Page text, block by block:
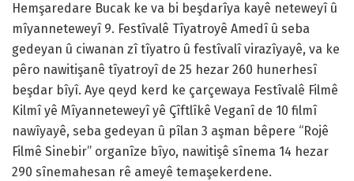
Hemşaredare Bucak ke va bi beşdarîya kayê neteweyî û
mîyanneteweyî 9. Festîvalê Tîyatroyê Amedî û seba
gedeyan û ciwanan zî tîyatro û festîvalî virazîyayê, va ke
pêro nawitişanê tîyatroyî de 25 hezar 260 hunerhesî
beşdar bîyî. Aye qeyd kerd ke çarçewaya Festîvalê Filmê
Kilmî yê Mîyanneteweyî yê Çîftlîkê Veganî de 10 filmî
nawîyayê, seba gedeyan û pîlan 3 aşman bêpere “Rojê
Filmê Sinebir” organîze bîyo, nawitişê sînema 14 hezar
290 sînemahesan rê ameyê temaşekerdene.